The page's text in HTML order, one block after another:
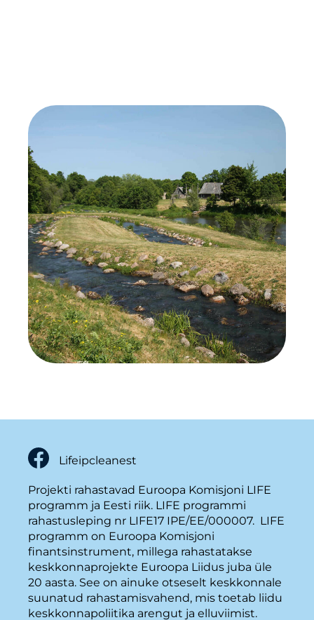
Lifeipcleanest
Projekti rahastavad Euroopa Komisjoni LIFE
programm ja Eesti riik. LIFE programmi
rahastusleping nr LIFE17 IPE/EE/000007. LIFE
programm on Euroopa Komisjoni
finantsinstrument, millega rahastatakse
keskkonnaprojekte Euroopa Liidus juba üle
20 aasta. See on ainuke otseselt keskkonnale
suunatud rahastamisvahend, mis toetab liidu
keskkonnapoliitika arengut ja elluviimist.